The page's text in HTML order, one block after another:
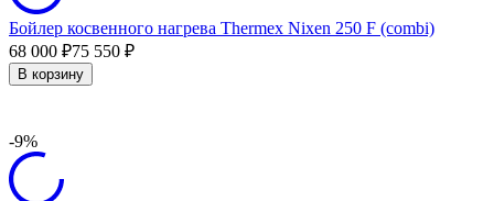
Бойлер косвенного нагрева Thermex Nixen 250 F (combi)
68 000 ₽75 550 ₽
В корзину
-9%